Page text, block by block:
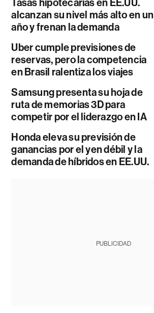
Tasas hipotecarias en EE.UU.
alcanzan su nivel más alto en un
año y frenan la demanda
Uber cumple previsiones de
reservas, pero la competencia
en Brasil ralentiza los viajes
Samsung presenta su hoja de
ruta de memorias 3D para
competir por el liderazgo en IA
Honda eleva su previsión de
ganancias por el yen débil y la
demanda de híbridos en EE.UU.
PUBLICIDAD